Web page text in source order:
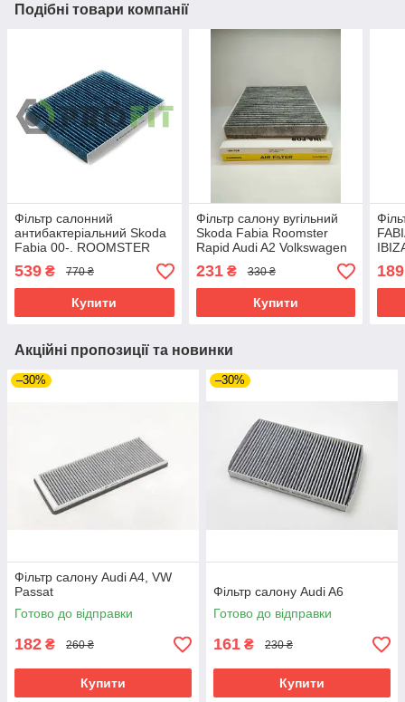
Подібні товари компанії
Фільтр салонний
антибактеріальний Skoda
Fabia 00-. ROOMSTER
06-. VW Polo 01-. Seat
IBIZA 06-. Cordoba 06-
539 ₴ 770 ₴
Купити
Фільтр салону вугільний
Skoda Fabia Roomster
Rapid Audi A2 Volkswagen
Passat Polo 2010-
231₴ 330 ₴
Купити
189
Акційні пропозиції та новинки
–30%
Фільтр салону Audi A4, VW
Passat
Готово до відправки
182 ₴ 260 ₴
Купити
–30%
Фільтр салону Audi A6
Готово до відправки
161 ₴ 230 ₴
Купити